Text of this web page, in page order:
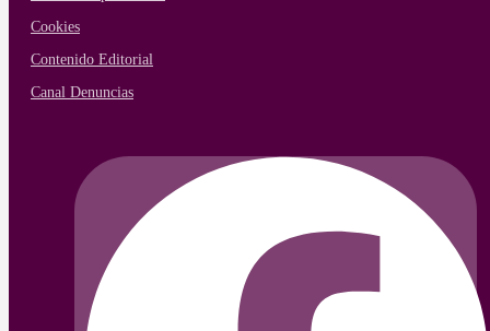
Cookies
Contenido Editorial
Canal Denuncias